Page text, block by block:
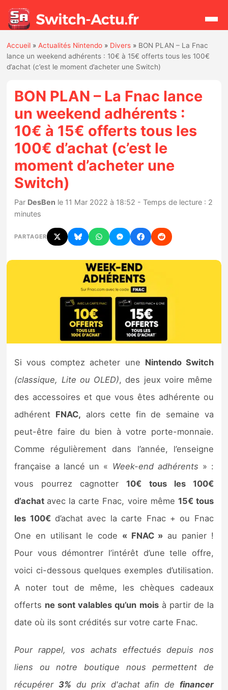
Rechercher
Actualités
Jeux
Hardware
Mises à jour
Chiffres de ventes
Nintendo Direct
Tests et previews
Tests de jeux
Tests d’accessoires
Previews
Précommandes
Précommandes jeux Switch 2
Sorties de jeux
Bons plans
Accueil »Actualités Nintendo » Divers » BON PLAN – La Fnac
lance un weekend adhérents : 10€ à 15€ offerts tous les 100€
d’achat (c’est le moment d’acheter une Switch)
BON PLAN – La Fnac lance
un weekend adhérents :
10€ à 15€ offerts tous les
100€ d’achat (c’est le
moment d’acheter une
Switch)
Par DesBen le 11 Mar 2022 à 18:52 - Temps de lecture : 2
minutes
PARTAGER
Si vous comptez acheter une Nintendo Switch
(classique, Lite ou OLED), des jeux voire même
des accessoires et que vous êtes adhérente ou
adhérent FNAC, alors cette fin de semaine va
peut-être faire du bien à votre porte-monnaie.
Comme régulièrement dans l’année, l’enseigne
française a lancé un « Week-end adhérents » :
vous pourrez cagnotter10€ tous les 100€
d’achat avec la carte Fnac, voire même 15€ tous
les 100€d’achat avec la carte Fnac + ou Fnac
One en utilisant le code « FNAC » au panier !
Pour vous démontrer l’intérêt d’une telle offre,
voici ci-dessous quelques exemples d’utilisation.
A noter tout de même, les chèques cadeaux
offerts ne sont valables qu’un moisà partir de la
date où ils sont crédités sur votre carte Fnac.
Pour rappel, vos achats effectués depuis nos
liens ou notre boutique nous permettent de
récupérer 3% du prix d'achat afin de financer